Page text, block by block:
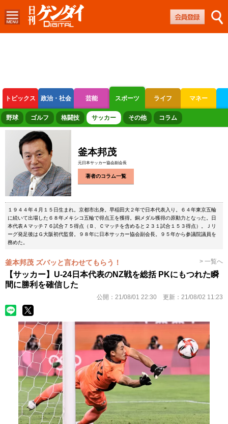
トピックス 政治・社会 芸能 スポーツ ライフ マネー
ボートレース 競輪 オートレース
野球 ゴルフ 格闘技 サッカー その他 コラム
釜本邦茂
元日本サッカー協会副会長
著者のコラム一覧
１９４４年４月１５日生まれ。京都市出身。早稲田大２年で日本代表入り。６４年東京五輪
に続いて出場した６８年メキシコ五輪で得点王を獲得。銅メダル獲得の原動力となった。日
本代表Ａマッチ７６試合７５得点（Ｂ、Ｃマッチを含めると２３１試合１５３得点）。Ｊリ
ーグ発足後はＧ大阪初代監督。９８年に日本サッカー協会副会長。９５年から参議院議員を
務めた。
釜本邦茂 ズバッと言わせてもらう！ > 一覧へ
【サッカー】U-24日本代表のNZ戦を総括 PKにもつれた瞬
間に勝利を確信した
公開： 21/08/01 22:30 更新： 21/08/02 11:23